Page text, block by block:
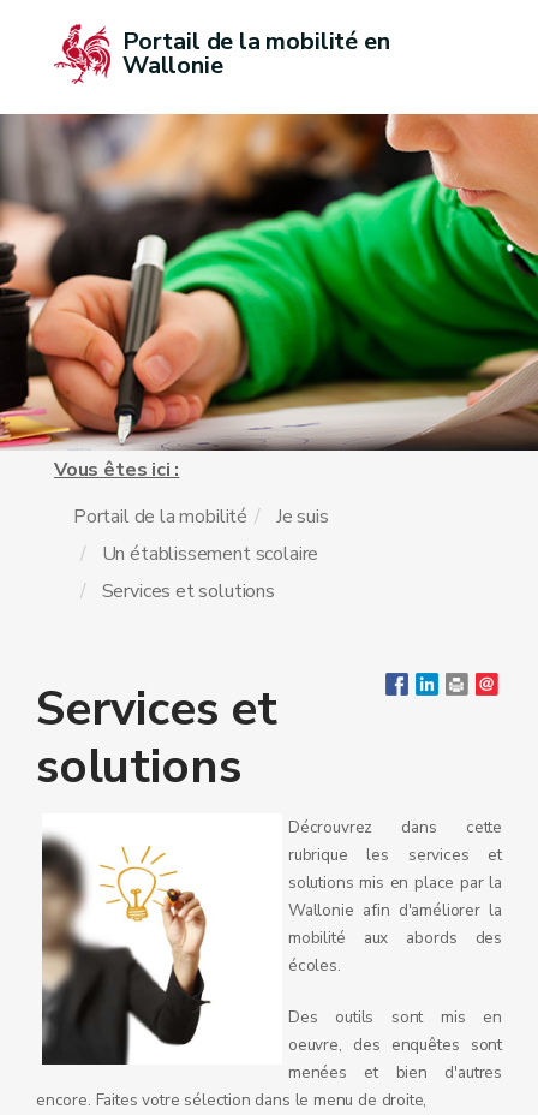
Portail de la mobilité en
Wallonie
Vous êtes ici :
Portail de la mobilité
Je suis
Un établissement scolaire
Services et solutions
Services et
solutions
Décrouvrez dans cette
rubrique les services et
solutions mis en place par la
Wallonie afin d'améliorer la
mobilité aux abords des
écoles.
Des outils sont mis en
oeuvre, des enquêtes sont
menées et bien d'autres
encore. Faites votre sélection dans le menu de droite,